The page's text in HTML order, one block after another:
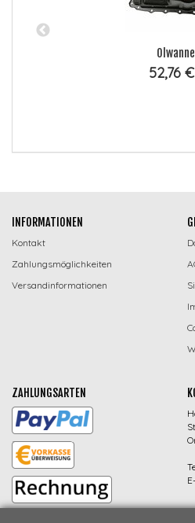
Ölwanne
52,76 €
INFORMATIONEN
Kontakt
Zahlungsmöglichkeiten
Versandinformationen
ZAHLUNGSARTEN